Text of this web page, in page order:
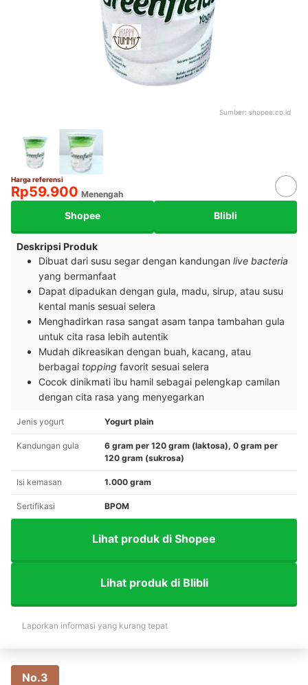
Sumber: shopee.co.id
Harga referensi
Rp59.900 Menengah
Shopee Blibli
Deskripsi Produk
Dibuat dari susu segar dengan kandungan live bacteria
yang bermanfaat
Dapat dipadukan dengan gula, madu, sirup, atau susu
kental manis sesuai selera
Menghadirkan rasa sangat asam tanpa tambahan gula
untuk cita rasa lebih autentik
Mudah dikreasikan dengan buah, kacang, atau
berbagai topping favorit sesuai selera
Cocok dinikmati ibu hamil sebagai pelengkap camilan
dengan cita rasa yang menyegarkan
Jenis yogurt Yogurt plain
Kandungan gula
6 gram per 120 gram (laktosa), 0 gram per
120 gram (sukrosa)
Isi kemasan 1.000 gram
Sertifikasi BPOM
Lihat produk di Shopee
Lihat produk di Blibli
Laporkan informasi yang kurang tepat
No.3